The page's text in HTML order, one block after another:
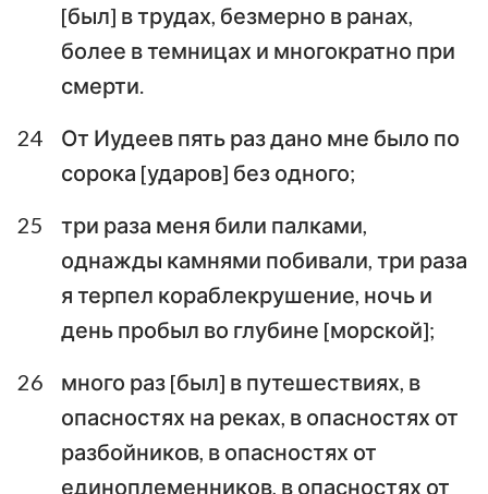
[был] в трудах, безмерно в ранах,
более в темницах и многократно при
смерти.
24
От Иудеев пять раз дано мне было по
сорока [ударов] без одного;
25
три раза меня били палками,
однажды камнями побивали, три раза
я терпел кораблекрушение, ночь и
день пробыл во глубине [морской];
26
много раз [был] в путешествиях, в
опасностях на реках, в опасностях от
разбойников, в опасностях от
единоплеменников, в опасностях от